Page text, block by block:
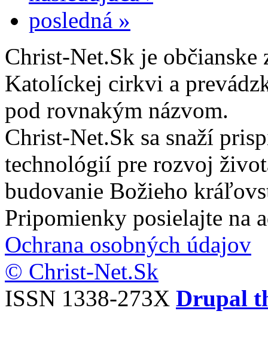
posledná »
Christ-Net.Sk je
Katolíckej cirkvi a
pod rovnakým názvom.
Christ-Net.Sk sa snaží
technológií pre rozvoj
budovanie Božieho
Pripomienky posielajte na
Ochrana osobných údajov
© Christ-Net.Sk
ISSN 1338-273X Drupal